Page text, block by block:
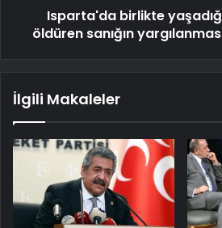
Isparta'da birlikte
öldüren sanığın
İlgili Makaleler